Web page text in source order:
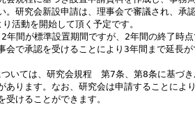
会新設申請は、理事会で審議され、承
を開始して頂く予定です。
が標準設置期間ですが、2年間の終了時点
認を受けることにより3年間まで延長が
は、研究会規程　第7条、第8条に基づき
す。なお、研究会は申請することによ
ことができます。